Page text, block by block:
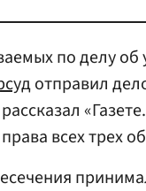
по делу об
отправил
всех трех